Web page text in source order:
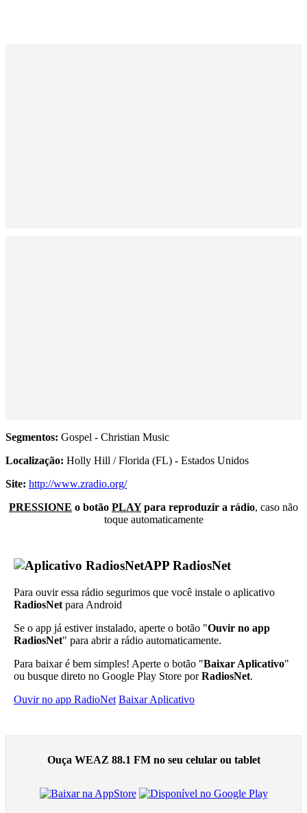
Segmentos: Gospel - Christian Music
Localização: Holly Hill / Florida (FL) - Estados Unidos
Site: http://www.zradio.org/
PRESSIONE o botão PLAYpara reproduzir a rádio, caso não
toque automaticamente
APP RadiosNet
Para ouvir essa rádio segurimos que você instale o aplicativo
RadiosNet para Android
Se o app já estiver instalado, aperte o botão "Ouvir no app
RadiosNet" para abrir a rádio automaticamente.
Para baixar é bem simples! Aperte o botão "Baixar Aplicativo"
ou busque direto no Google Play Store porRadiosNet.
Ouvir no app RadioNet Baixar Aplicativo
Ouça WEAZ 88.1 FM no seu celular ou tablet